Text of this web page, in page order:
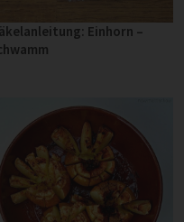
Einhorn –